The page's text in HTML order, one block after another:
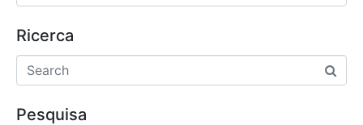
Ricerca
Pesquisa